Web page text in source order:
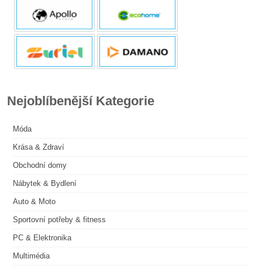
Nejoblíbenější Kategorie
Móda
Krása & Zdraví
Obchodní domy
Nábytek & Bydlení
Auto & Moto
Sportovní potřeby & fitness
PC & Elektronika
Multimédia